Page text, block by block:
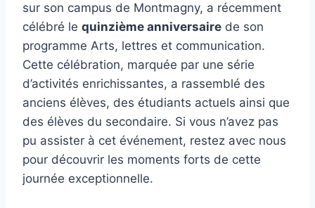
sur son campus de Montmagny, a récemment
célébré le quinzième anniversaire de son
programme Arts, lettres et communication.
Cette célébration, marquée par une série
d’activités enrichissantes, a rassemblé des
anciens élèves, des étudiants actuels ainsi que
des élèves du secondaire. Si vous n’avez pas
pu assister à cet événement, restez avec nous
pour découvrir les moments forts de cette
journée exceptionnelle.